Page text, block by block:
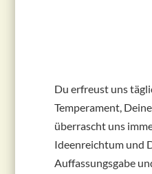
Du erfreust uns
Temperament,
überrascht uns
Ideenreichtum und
Auffassungsgabe